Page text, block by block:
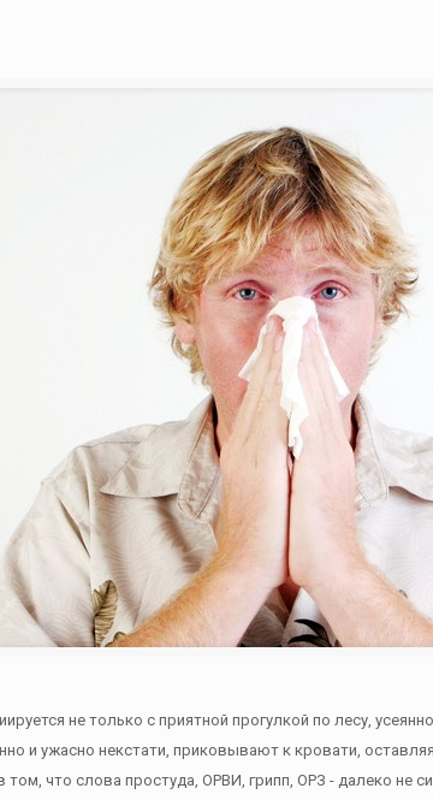
не только с приятной прогулкой по лесу,
и ужасно некстати, приковывают к кровати,
что слова простуда, ОРВИ, грипп, ОРЗ - далеко не